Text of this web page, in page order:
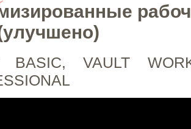
BASIC, VAULT